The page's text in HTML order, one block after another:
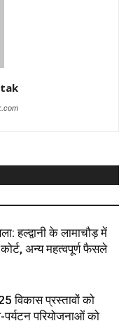
हल्द्वानी के लामाचौड़ में
अन्य महत्वपूर्ण फैसले
विकास प्रस्तावों को
परियोजनाओं को